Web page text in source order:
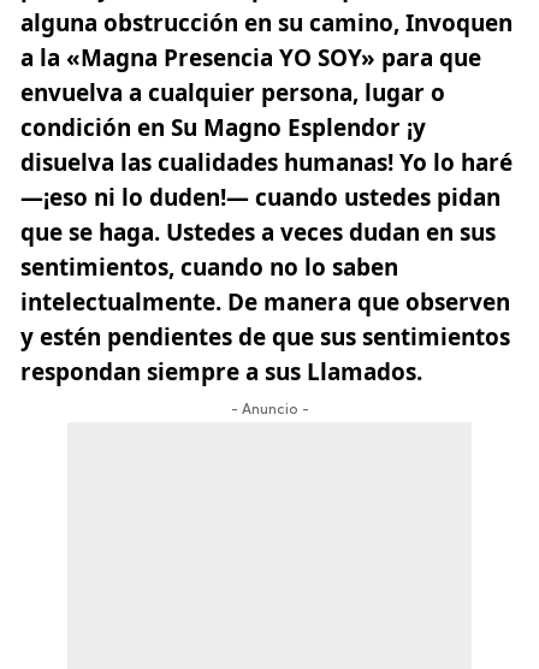
alguna obstrucción en su camino, Invoquen
a la «Magna Presencia YO SOY» para que
envuelva a cualquier persona, lugar o
condición en Su Magno Esplendor ¡y
disuelva las cualidades humanas! Yo lo haré
—¡eso ni lo duden!— cuando ustedes pidan
que se haga. Ustedes a veces dudan en sus
sentimientos, cuando no lo saben
intelectualmente. De manera que observen
y estén pendientes de que sus sentimientos
respondan siempre a sus Llamados.
- Anuncio -